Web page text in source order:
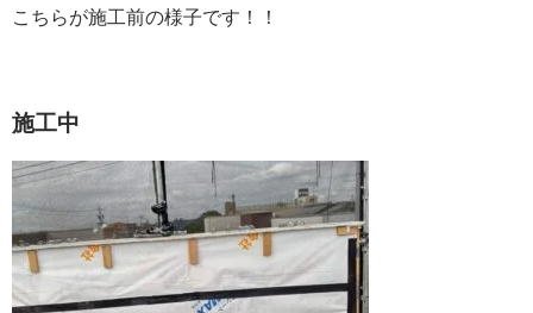
こちらが施工前の様子です！！
施工中